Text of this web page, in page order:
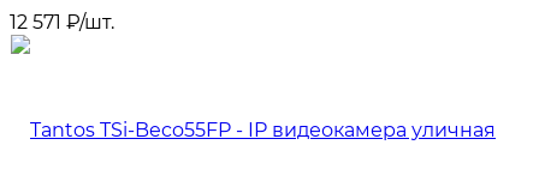
12 571 ₽/шт.